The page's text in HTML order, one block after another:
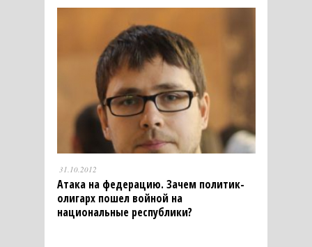
31.10.2012
Атака на федерацию. Зачем политик-
олигарх пошел войной на
национальные республики?